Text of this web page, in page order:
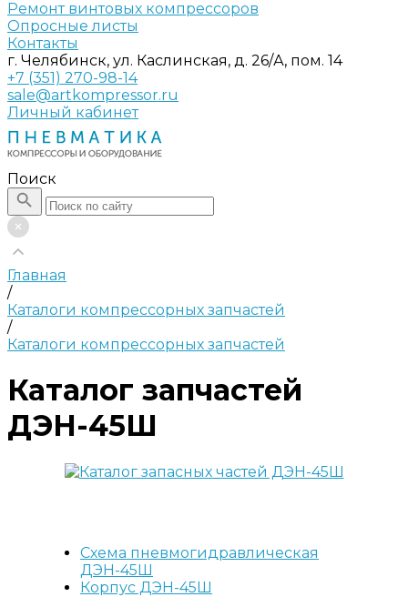
Ремонт винтовых компрессоров
Опросные листы
Контакты
г. Челябинск, ул. Каслинская, д. 26/А, пом. 14
+7 (351) 270-98-14
sale@artkompressor.ru
Личный кабинет
Поиск
Главная
/
Каталоги компрессорных запчастей
/
Каталоги компрессорных запчастей
Каталог запчастей
ДЭН-45Ш
Схема пневмогидравлическая
ДЭН-45Ш
Корпус ДЭН-45Ш